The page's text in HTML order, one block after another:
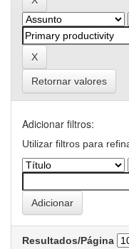
Retornar valores
Adicionar filtros:
Utilizar filtros para
Resultados/Página